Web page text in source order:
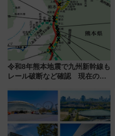
解説！
令和8年熊本地震で九州新幹線も
レール破断など確認 現在の運